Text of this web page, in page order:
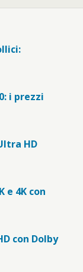
i prezzi
HD
e 4K con
con Dolby